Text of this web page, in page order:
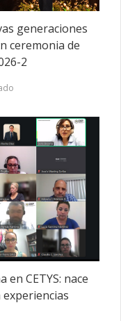
generaciones
ceremonia de
2
CETYS: nace